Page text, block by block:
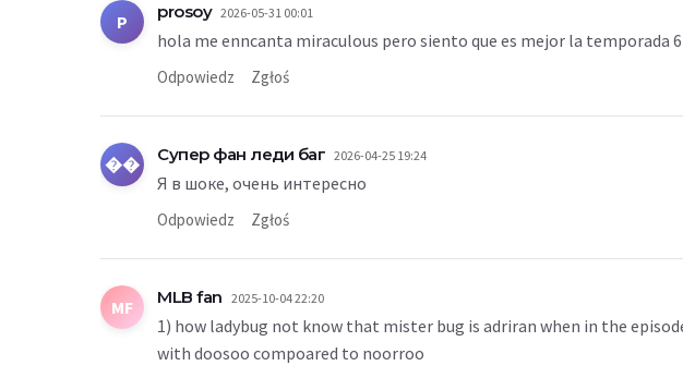
P prosoy 2026-05-31 00:01
hola me enncanta miraculous pero siento que es mejor la temporada 6
Odpowiedz Zgłoś
�� Супер фан леди баг 2026-04-25 19:24
Я в шоке, очень интересно
Odpowiedz Zgłoś
MF MLB fan 2025-10-04 22:20
1) how ladybug not know that mister bug is adriran when in the
with doosoo compoared to noorroo